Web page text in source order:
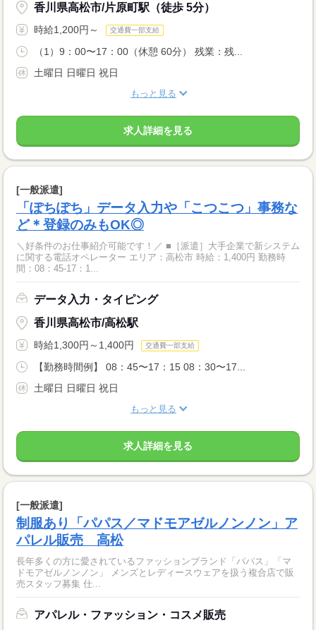
香川県高松市/片原町駅（徒歩 5分）
時給1,200円～ 交通費一部支給
（1）9：00〜17：00（休憩 60分） 残業：残...
土曜日 日曜日 祝日
もっと見る
求人詳細を見る
[一般派遣]
「ぽちぽち」データ入力や「こつこつ」事務な
ど＊登録のみもOK◎
＼好条件のお仕事紹介可能です！／ ■［派遣］大手企業で新システム
に関する電話オペレーター エリア：高松市 時給：1,400円 勤務時
間：08：45-17：1...
データ入力・タイピング
香川県高松市/高松駅
時給1,300円～1,400円 交通費一部支給
【勤務時間例】 08：45〜17：15 08：30〜17...
土曜日 日曜日 祝日
もっと見る
求人詳細を見る
[一般派遣]
制服あり「パパス／マドモアゼルノンノン」ア
パレル販売 高松
長年多くの方に愛されているファッションブランド「パパス」「マ
ドモアゼルノンノン」 メンズとレディースウェアを扱う複合店で販
売スタッフ募集 仕...
アパレル・ファッション・コスメ販売